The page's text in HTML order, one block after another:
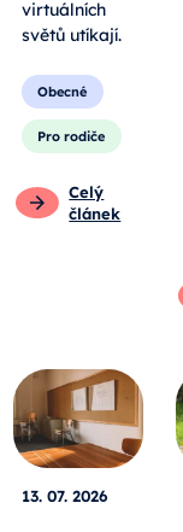
virtuálních
světů utíkají.
Obecné
Pro rodiče
Celý
článek
13. 07. 2026